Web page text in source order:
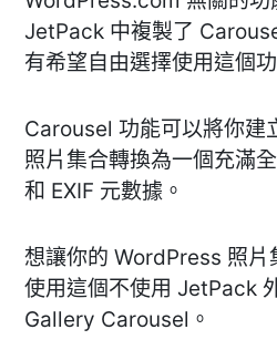
JetPack 中複製了
有希望自由選擇使用這個
Carousel 功能可以將你建
照片集合轉換為一個充滿
和 EXIF 元數據。
想讓你的 WordPress 照片
使用這個不使用 JetPack
Gallery Carousel。